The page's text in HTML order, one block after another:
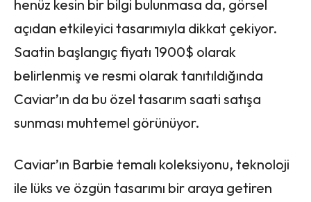
henüz kesin bir bilgi bulunmasa da, görsel
açıdan etkileyici tasarımıyla dikkat çekiyor.
Saatin başlangıç fiyatı 1900$ olarak
belirlenmiş ve resmi olarak tanıtıldığında
Caviar’ın da bu özel tasarım saati satışa
sunması muhtemel görünüyor.
Caviar’ın Barbie temalı koleksiyonu, teknoloji
ile lüks ve özgün tasarımı bir araya getiren